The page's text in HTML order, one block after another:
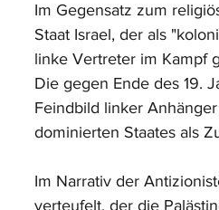
Im Gegensatz zum
Staat Israel, der als
linke Vertreter im Kampf
Die gegen Ende des 19.
Feindbild linker
dominierten Staates als
Im Narrativ der
verteufelt, der die